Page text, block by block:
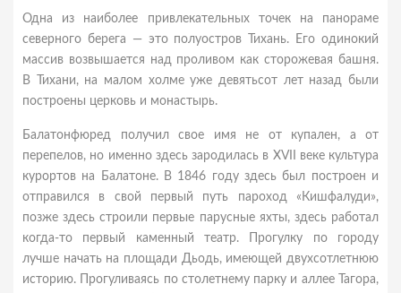
Одна из наиболее привлекательных точек на панораме
северного берега — это полуостров Тихань. Его одинокий
массив возвышается над проливом как сторожевая башня.
В Тихани, на малом холме уже девятьсот лет назад были
построены церковь и монастырь.
Балатонфюред получил свое имя не от купален, а от
перепелов, но именно здесь зародилась в XVII веке культура
курортов на Балатоне. В 1846 году здесь был построен и
отправился в свой первый путь пароход «Кишфалуди»,
позже здесь строили первые парусные яхты, здесь работал
когда-то первый каменный театр. Прогулку по городу
лучше начать на площади Дьодь, имеющей двухсотлетнюю
историю. Прогуливаясь по столетнему парку и аллее Тагора,